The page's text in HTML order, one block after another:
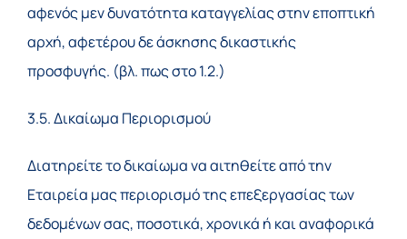
αφενός μεν δυνατότητα καταγγελίας στην εποπτική
αρχή, αφετέρου δε άσκησης δικαστικής
προσφυγής. (βλ. πως στο 1.2.)
3.5. Δικαίωμα Περιορισμού
Διατηρείτε το δικαίωμα να αιτηθείτε από την
Εταιρεία μας περιορισμό της επεξεργασίας των
δεδομένων σας, ποσοτικά, χρονικά ή και αναφορικά